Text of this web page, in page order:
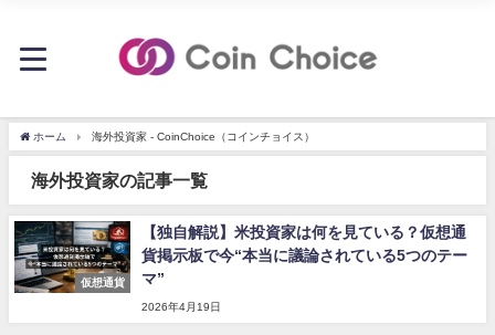
ホーム 海外投資家 - CoinChoice（コインチョイス）
海外投資家の記事一覧
仮想通貨
【独自解説】米投資家は何を見ている？仮想通
貨掲示板で今“本当に議論されている5つのテー
マ”
2026年4月19日